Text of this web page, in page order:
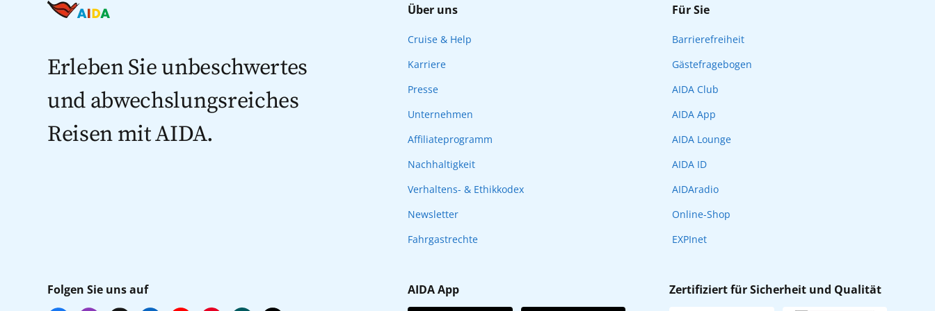
Erleben Sie unbeschwertes
und abwechslungsreiches
Reisen mit AIDA.
Folgen Sie uns auf
Über uns
Cruise & Help
Karriere
Presse
Unternehmen
Affiliateprogramm
Nachhaltigkeit
Verhaltens- & Ethikkodex
Newsletter
Fahrgastrechte
Für Sie
Barrierefreiheit
Gästefragebogen
AIDA Club
AIDA App
AIDA Lounge
AIDA ID
AIDAradio
Online-Shop
EXPInet
AIDA App Zertifiziert für Sicherheit und Qualität